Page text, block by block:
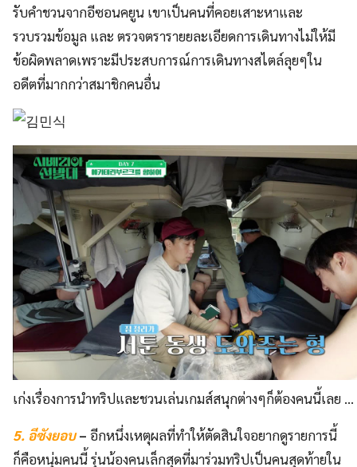
รับคำชวนจากอีซอนคยูน เขาเป็นคนที่คอยเสาะหาและ
รวบรวมข้อมูล และ ตรวจตรารายยละเอียดการเดินทางไม่ให้มี
ข้อผิดพลาดเพราะมีประสบการณ์การเดินทางสไตล์ลุยๆใน
อดีตที่มากกว่าสมาชิกคนอื่น
เก่งเรื่องการนำทริปและชวนเล่นเกมส์สนุกต่างๆก็ต้องคนนี้เลย
5. อีซังยอบ– อีกหนึ่งเหตุผลที่ทำให้ตัดสินใจอยากดูรายการนี้
ก็คือหนุ่มคนนี้ รุ่นน้องคนเล็กสุดที่มาร่วมทริปเป็นคนสุดท้ายใน